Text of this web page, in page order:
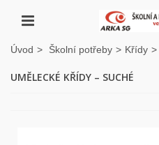
Úvod > Školní potřeby > Křídy >
UMĚLECKÉ KŘÍDY – SUCHÉ